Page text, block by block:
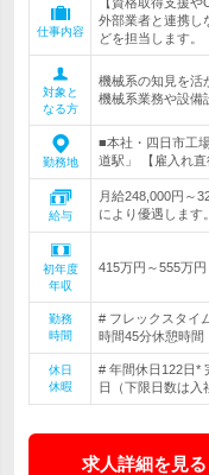
仕事内容
外部業者と連携し
どを担当します。
対象と
なる方
機械系の知見を活
機械系業務や設備
勤務地
■本社・四日市工
道駅」 【雇入れ
給与
月給248,000円～
により優遇しま
初年度
年収
415万円～555万円
勤務
時間
# フレックスタイ
時間45分休憩時間
休日
休暇
# 年間休日122日*
日（下限日数は入
求人詳細を見る